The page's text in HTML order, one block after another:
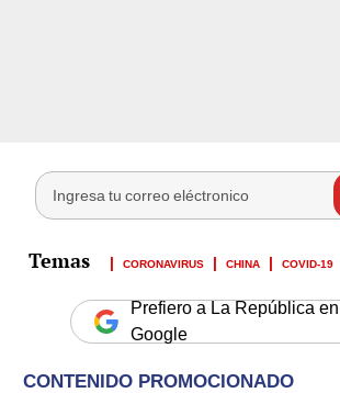
CORONAVIRUS CHINA COVID-19
Prefiero a La República en
Google